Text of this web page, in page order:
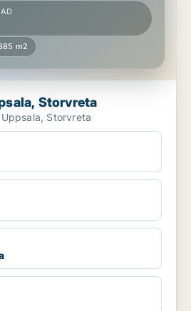
m2
Storvreta
Storvreta